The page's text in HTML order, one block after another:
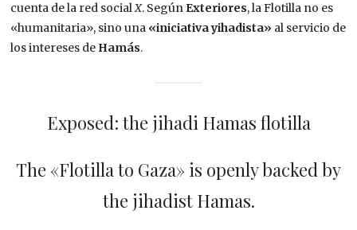
cuenta de la red socialX. Según Exteriores, la Flotilla no es
«humanitaria», sino una «iniciativa yihadista» al servicio de
los intereses de Hamás.
Exposed: the jihadi Hamas flotilla
The «Flotilla to Gaza» is openly backed by
the jihadist Hamas.